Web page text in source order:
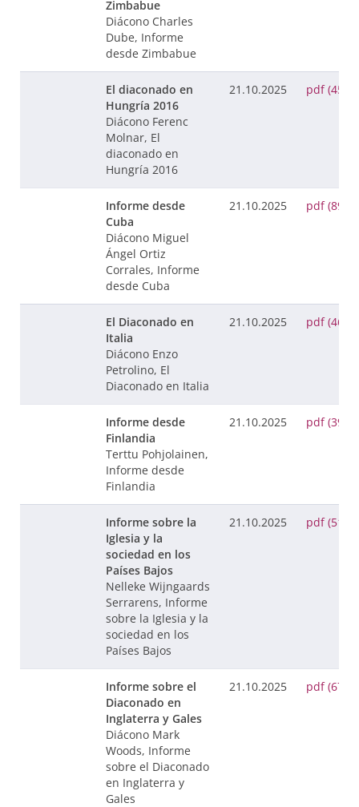
Zimbabue
Diácono Charles
Dube, Informe
desde Zimbabue
El diaconado en
Hungría 2016
Diácono Ferenc
Molnar, El
diaconado en
Hungría 2016
21.10.2025 pdf (45
Informe desde
Cuba
Diácono Miguel
Ángel Ortiz
Corrales, Informe
desde Cuba
21.10.2025 pdf (89
El Diaconado en
Italia
Diácono Enzo
Petrolino, El
Diaconado en Italia
21.10.2025 pdf (46
Informe desde
Finlandia
Terttu Pohjolainen,
Informe desde
Finlandia
21.10.2025 pdf (39
Informe sobre la
Iglesia y la
sociedad en los
Países Bajos
Nelleke Wijngaards
Serrarens, Informe
sobre la Iglesia y la
sociedad en los
Países Bajos
21.10.2025 pdf (51
Informe sobre el
Diaconado en
Inglaterra y Gales
Diácono Mark
Woods, Informe
sobre el Diaconado
en Inglaterra y
Gales
21.10.2025 pdf (67